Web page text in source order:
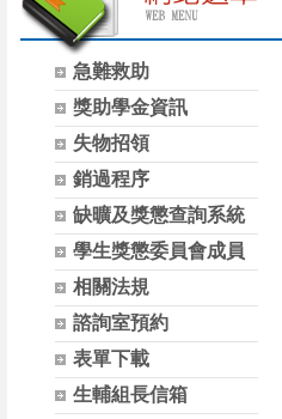
急難救助
獎助學金資訊
失物招領
銷過程序
缺曠及獎懲查詢系統
學生獎懲委員會成員
相關法規
諮詢室預約
表單下載
生輔組長信箱